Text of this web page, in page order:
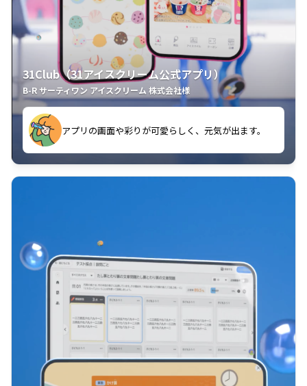
31Club（31アイスクリーム公式アプリ）
B-R サーティワン アイスクリーム 株式会社様
アプリの画面や彩りが可愛らしく、元気が出ます。
クラスごとに特典があるようなので使うのが楽しいで
す。